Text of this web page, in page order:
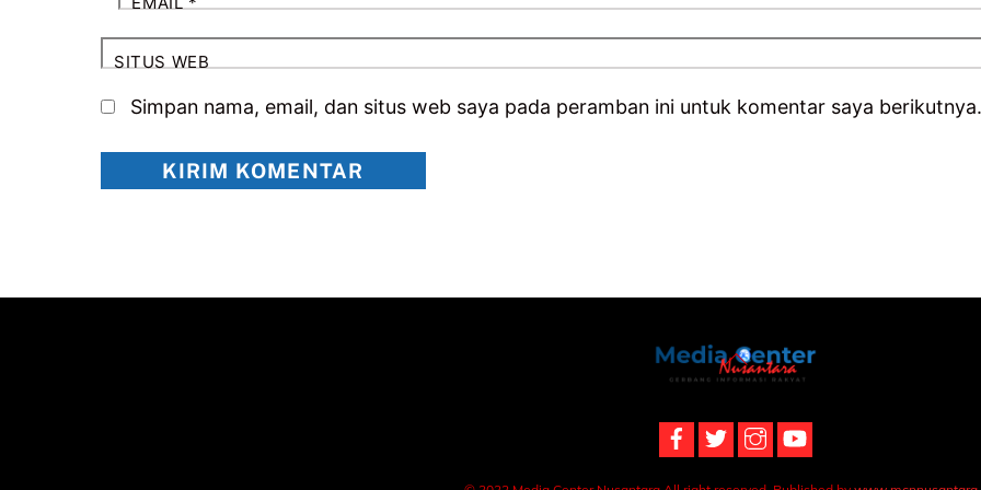
SITUS WEB
Simpan nama, email, dan situs web saya pada peramban ini untuk komentar saya berikutnya.
Back
To